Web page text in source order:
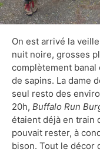
On est arrivé la
nuit noire, grosses
complètement banal
de sapins. La dame
seul resto des
20h, Buffalo Run
étaient déjà en train
pouvait rester, à
bison. Tout le décor